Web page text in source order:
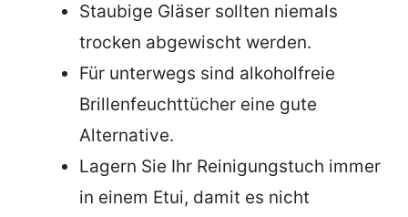
Staubige Gläser sollten niemals
trocken abgewischt werden.
Für unterwegs sind alkoholfreie
Brillenfeuchttücher eine gute
Alternative.
Lagern Sie Ihr Reinigungstuch immer
in einem Etui, damit es nicht